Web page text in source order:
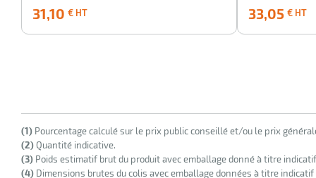
31,10 € HT
HT
33,05 € HT
(1) Pourcentage calculé sur le prix public conseillé et/ou le prix
(2)Quantité indicative.
(3) Poids estimatif brut du produit avec emballage donné à titre
(4) Dimensions brutes du colis avec emballage données à titre